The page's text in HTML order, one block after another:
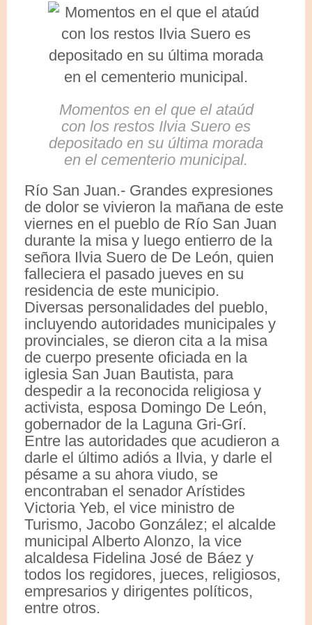
Momentos en el que el ataúd
con los restos Ilvia Suero es
depositado en su última morada
en el cementerio municipal.
Río San Juan.- Grandes expresiones
de dolor se vivieron la mañana de este
viernes en el pueblo de Río San Juan
durante la misa y luego entierro de la
señora Ilvia Suero de De León, quien
falleciera el pasado jueves en su
residencia de este municipio.
Diversas personalidades del pueblo,
incluyendo autoridades municipales y
provinciales, se dieron cita a la misa
de cuerpo presente oficiada en la
iglesia San Juan Bautista, para
despedir a la reconocida religiosa y
activista, esposa Domingo De León,
gobernador de la Laguna Gri-Grí.
Entre las autoridades que acudieron a
darle el último adiós a Ilvia, y darle el
pésame a su ahora viudo, se
encontraban el senador Arístides
Victoria Yeb, el vice ministro de
Turismo, Jacobo González; el alcalde
municipal Alberto Alonzo, la vice
alcaldesa Fidelina José de Báez y
todos los regidores, jueces, religiosos,
empresarios y dirigentes políticos,
entre otros.